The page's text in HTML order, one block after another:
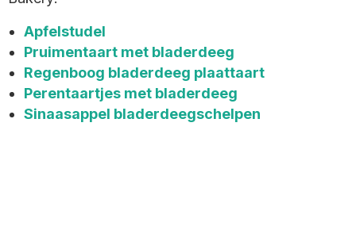
Apfelstudel
Pruimentaart met bladerdeeg
Regenboog bladerdeeg plaattaart
Perentaartjes met bladerdeeg
Sinaasappel bladerdeegschelpen